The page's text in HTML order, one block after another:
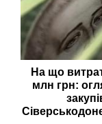
На що
млн грн: